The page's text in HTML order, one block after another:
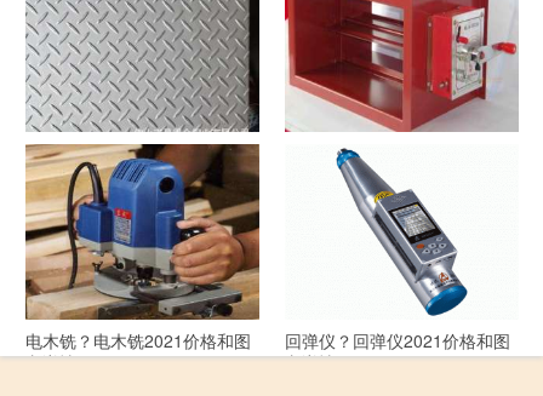
花纹板？花纹板2021价格和图
文详情
排烟阀？排烟阀2021价格和图
电木铣？电木铣2021价格和图
文详情
回弹仪？回弹仪2021价格和图
文详情